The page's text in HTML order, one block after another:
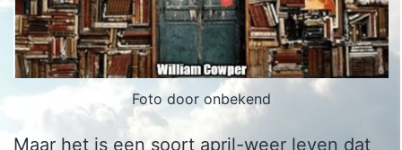
Foto door onbekend
Maar het is een soort april-weer leven dat